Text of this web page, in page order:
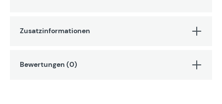
Zusatzinformationen
Bewertungen (0)